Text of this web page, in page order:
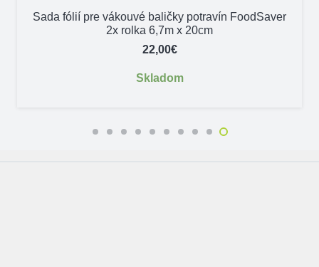
Sada fólií pre vákouvé baličky potravín FoodSaver
2x rolka 6,7m x 20cm
22,00€
Skladom